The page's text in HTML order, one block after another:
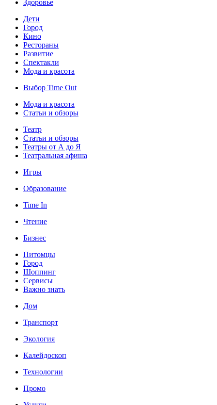
Здоровье
Дети
Город
Кино
Рестораны
Развитие
Спектакли
Мода и красота
Выбор Time Out
Мода и красота
Статьи и обзоры
Театр
Статьи и обзоры
Театры от А до Я
Театральная афиша
Игры
Образование
Time In
Чтение
Бизнес
Питомцы
Город
Шоппинг
Сервисы
Важно знать
Дом
Транспорт
Экология
Калейдоскоп
Технологии
Промо